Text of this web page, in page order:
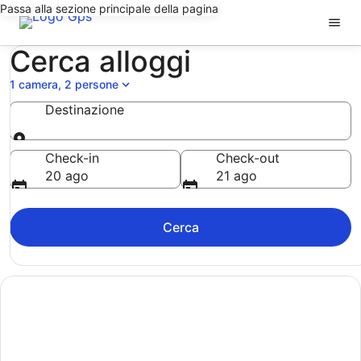
Passa alla sezione principale della pagina
Cerca alloggi
1 camera, 2 persone
Destinazione
Destinazione
Check-in
20 ago
Check-out
21 ago
Cerca